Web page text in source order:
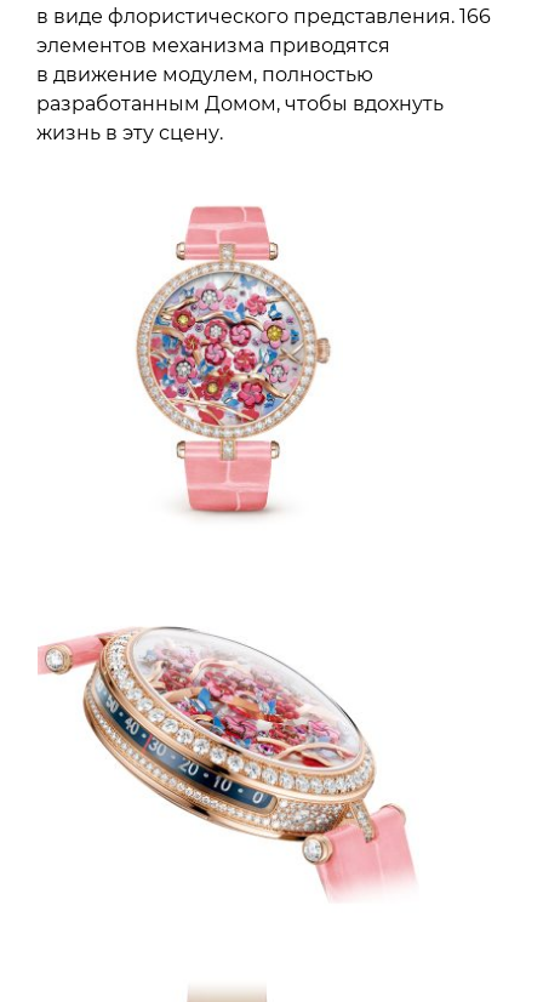
в виде флористического представления. 166
элементов механизма приводятся
в движение модулем, полностью
разработанным Домом, чтобы вдохнуть
жизнь в эту сцену.